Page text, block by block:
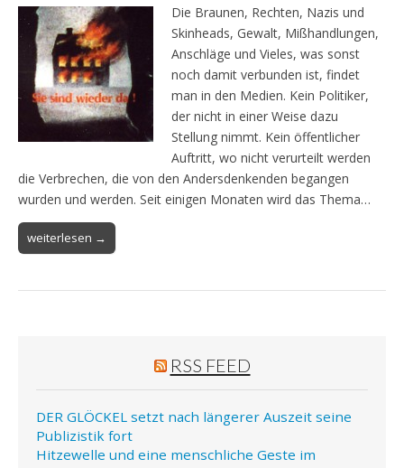
Die Braunen, Rechten, Nazis und
Skinheads, Gewalt, Mißhandlungen,
Anschläge und Vieles, was sonst
noch damit verbunden ist, findet
man in den Medien. Kein Politiker,
der nicht in einer Weise dazu
Stellung nimmt. Kein öffentlicher
Auftritt, wo nicht verurteilt werden
die Verbrechen, die von den Andersdenkenden begangen
wurden und werden. Seit einigen Monaten wird das Thema…
weiterlesen →
RSS FEED
DER GLÖCKEL setzt nach längerer Auszeit seine
Publizistik fort
Hitzewelle und eine menschliche Geste im